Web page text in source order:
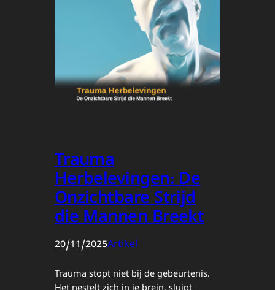
Trauma
Herbelevingen: De
Onzichtbare Strijd
die Mannen Breekt
20/11/2025Artikel
Trauma stopt niet bij de gebeurtenis.